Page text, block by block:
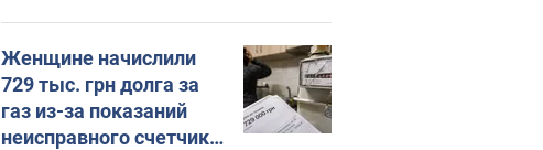
Женщине начислили
729 тыс. грн долга за
газ из-за показаний
неисправного счетчика: